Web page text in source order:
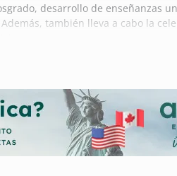
desarrollo de enseñanzas
también lleva a cabo la
Gregorio Marañón (FOM).